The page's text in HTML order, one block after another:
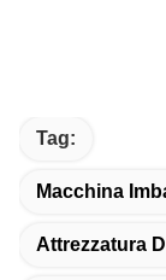
Tag:
Macchina
Attrezzatura